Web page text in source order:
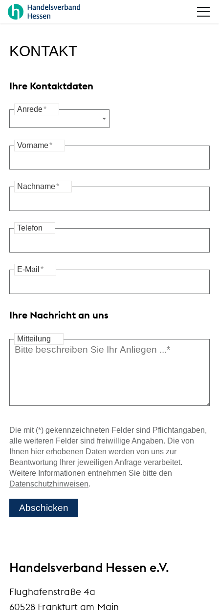
KONTAKT
Ihre Kontaktdaten
Anrede*
Vorname*
Nachname*
Telefon
E-Mail *
Ihre Nachricht an uns
Mitteilung
Die mit (*) gekennzeichneten Felder sind Pflichtangaben,
alle weiteren Felder sind freiwillige Angaben. Die von
Ihnen hier erhobenen Daten werden von uns zur
Beantwortung Ihrer jeweiligen Anfrage verarbeitet.
Weitere Informationen entnehmen Sie bitte den
Datenschutzhinweisen.
Abschicken
Handelsverband Hessen e.V.
Flughafenstraße 4a
60528 Frankfurt am Main